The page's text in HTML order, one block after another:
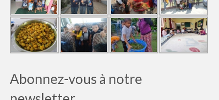
Abonnez-vous à notre